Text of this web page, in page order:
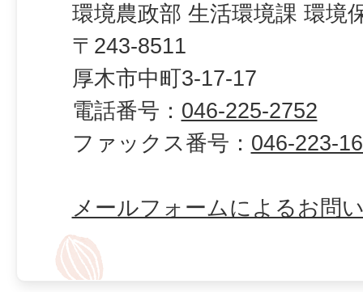
環境農政部 生活環境課 環境
〒243-8511
厚木市中町3-17-17
電話番号： 046-225-2752
ファックス番号： 046-223-
メールフォームによるお問